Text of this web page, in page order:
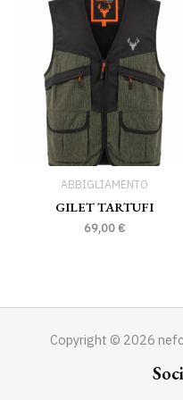
ABBIGLIAMENTO
GILET TARTUFI
69,00 €
Copyright © 2026